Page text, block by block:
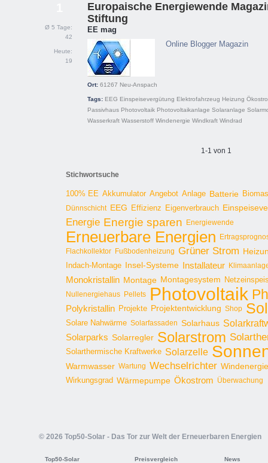
Ø 5 Tage:
42
Heute:
19
Europaische Energiewende
Stiftung
EE mag
Online Blogger Magazin
Ort: 61267 Neu-Anspach
Tags: EEG Einspeisevergütung Elektrofahrzeug Heizung
Passivhaus Photovoltaik Photovoltaikanlage Solaranlage
Wasserkraft Wasserstoff Windenergie Windkraft Windrad
1-1 von 1
Stichwortsuche
100% EE Akkumulator Angebot Anlage Batterie
Dünnschicht EEG Effizienz Eigenverbrauch
Energie Energie sparen Energiewende
Erneuerbare Energien
Flachkollektor Fußbodenheizung Grüner Strom
Indach-Montage Insel-Systeme Installateur
Monokristallin Montage Montagesystem
Nullenergiehaus Pellets Photovoltaik
Polykristallin Projekte Projektentwicklung Shop
Solare Nahwärme Solarfassaden Solarhaus
Solarparks Solarregler Solarstrom
Solarthermische Kraftwerke Solarzelle
Warmwasser Wartung Wechselrichter Windenergie
Wirkungsgrad Wärmepumpe Ökostrom Überwachung
© 2026 Top50-Solar - Das Tor zur Welt der Erneuerbaren Energien
Top50-Solar
Preisvergleich
News